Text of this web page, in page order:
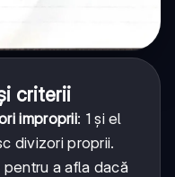
criterii
improprii: 1 și el
divizori proprii.
a afla dacă